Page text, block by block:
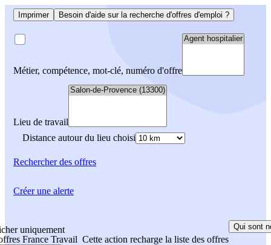
Imprimer Besoin d'aide sur la recherche d'offres d'emploi ?
Métier, compétence, mot-clé, numéro d'offre
Lieu de travail
Distance autour du lieu choisi
Rechercherdes offres
uniquement
France Travail Cette action recharge la liste des offres
Qui sont
Créer une alerte